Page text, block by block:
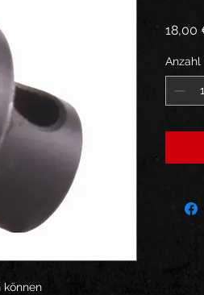
können
18,00
Anzahl